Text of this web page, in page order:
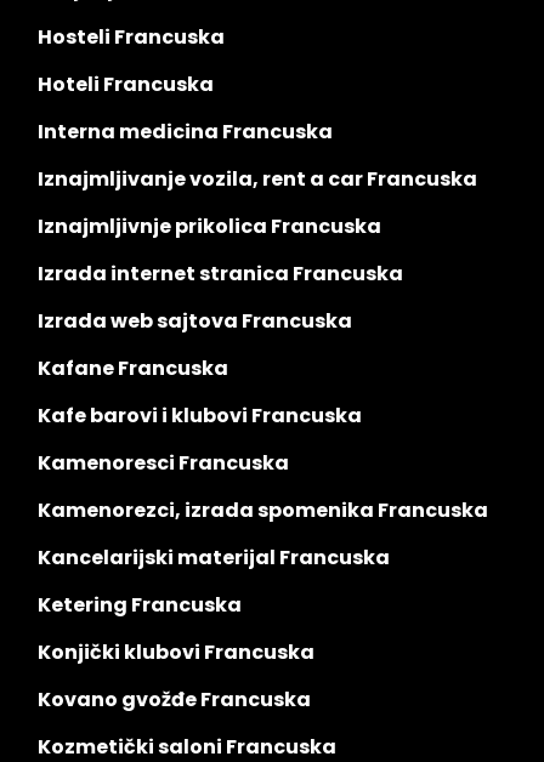
Hosteli Francuska
Hoteli Francuska
Interna medicina Francuska
Iznajmljivanje vozila, rent a car Francuska
Iznajmljivnje prikolica Francuska
Izrada internet stranica Francuska
Izrada web sajtova Francuska
Kafane Francuska
Kafe barovi i klubovi Francuska
Kamenoresci Francuska
Kamenorezci, izrada spomenika Francuska
Kancelarijski materijal Francuska
Ketering Francuska
Konjički klubovi Francuska
Kovano gvožđe Francuska
Kozmetički saloni Francuska